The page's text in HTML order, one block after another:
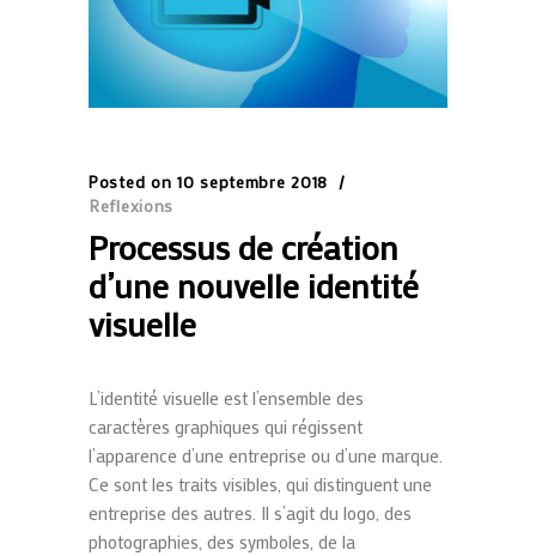
Posted on 10 septembre 2018
Reflexions
Processus de création
d’une nouvelle identité
visuelle
L’identité visuelle est l’ensemble des
caractères graphiques qui régissent
l’apparence d’une entreprise ou d’une marque.
Ce sont les traits visibles, qui distinguent une
entreprise des autres. Il s’agit du logo, des
photographies, des symboles, de la